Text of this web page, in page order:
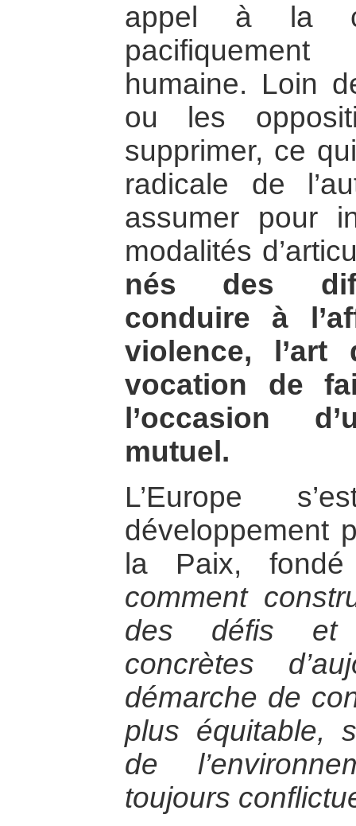
appel à la
humaine. Loin
ou les
supprimer, ce
radicale de
assumer pour
modalités
nés des
conduire à
violence,
vocation de
l’occasion
mutuel.
L’Europe
développement
la Paix,
comment
des défis et
concrètes
démarche de
plus équitable,
de
toujours